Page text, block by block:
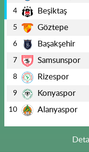
4 Beşiktaş
5 Göztepe
6 Başakşehir
7 Samsunspor
8 Rizespor
9 Konyaspor
10 Alanyaspor